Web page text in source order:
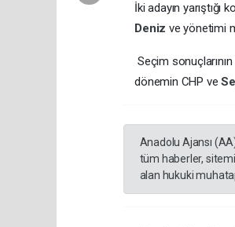
İki adayın
Deniz ve yönetimi
Seçim
dönemin CHP ve
Anadolu Ajansı
tüm haberler,
alan hukuki